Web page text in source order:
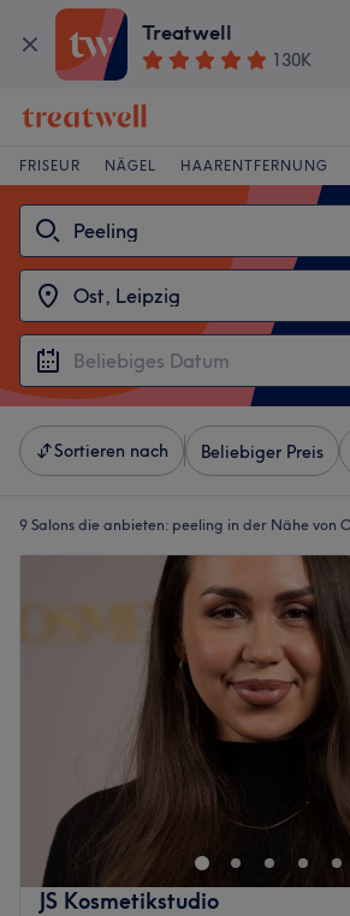
Treatwell
130K
FRISEUR NÄGEL HAARENTFERNUNG
Sortieren nach Beliebiger Preis
9 Salons die anbieten: peeling in der Nähe von
JS Kosmetikstudio